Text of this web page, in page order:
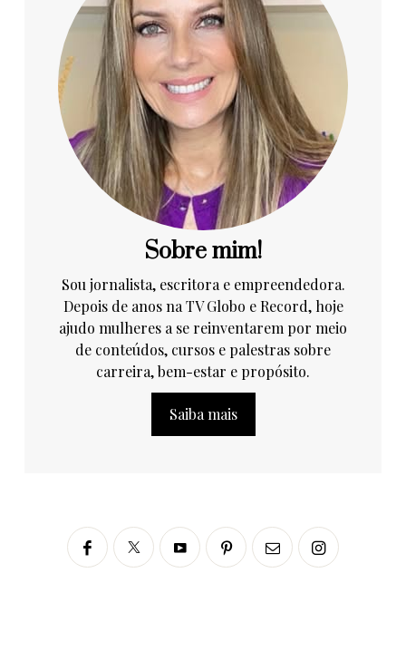
Sobre mim!
Sou jornalista, escritora e empreendedora.
Depois de anos na TV Globo e Record, hoje
ajudo mulheres a se reinventarem por meio
de conteúdos, cursos e palestras sobre
carreira, bem-estar e propósito.
Saiba mais